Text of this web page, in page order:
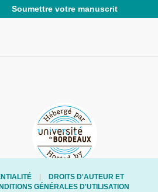
Soumettre votre manuscrit
DROITS D'AUTEUR ET
GÉNÉRALES D'UTILISATION